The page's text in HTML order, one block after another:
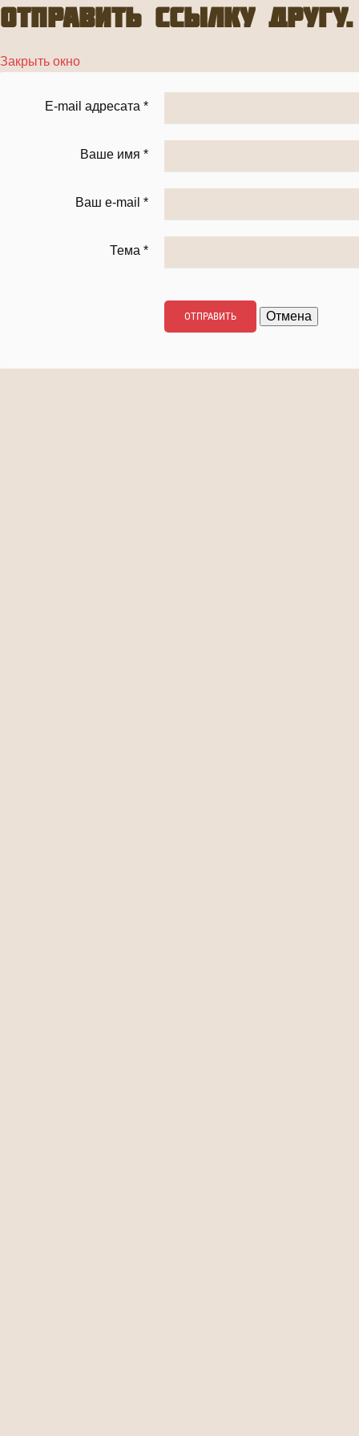
Отправить ссылку другу.
Закрыть окно
E-mail адресата *
Ваше имя *
Ваш e-mail *
Тема *
ОТПРАВИТЬ Отмена